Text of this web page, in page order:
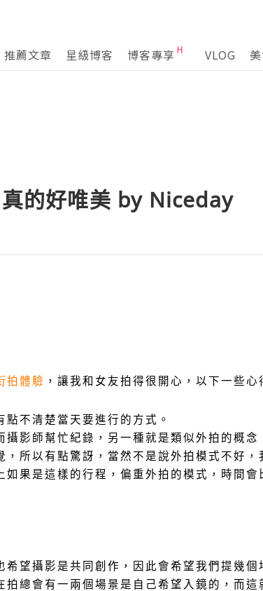
推薦文章 星級博客 博客專享 VLOG
的好唯美 by Niceday
拍體驗 ，讓我和女友拍得很開心，以下一些心
不清楚當天要進行的方式。
攝影師幫忙紀錄，另一種就是類似外拍的概
，所以有點驚訝，當然不是說外拍模式不好
如果是這樣的行程，偏重外拍的模式，時間
希望攝影是共同創作，因此會希望我們提幾
拍總會有一兩個場景是自己希望入鏡的，而